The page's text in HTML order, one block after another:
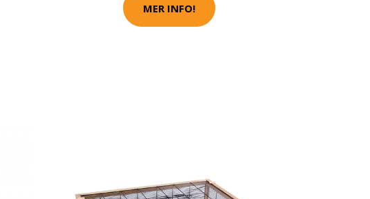
MER INFO!